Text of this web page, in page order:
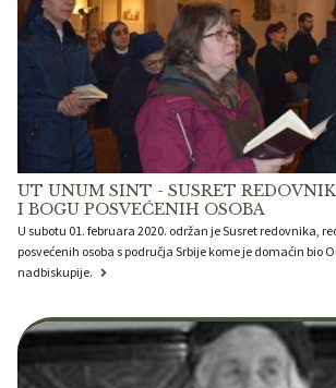
UT UNUM SINT - SUSRET
I BOGU POSVEĆENIH OSOBA
U subotu 01. februara 2020. održan je Susret redovnika,
posvećenih osoba s područja Srbije kome je domaćin bio
nadbiskupije.